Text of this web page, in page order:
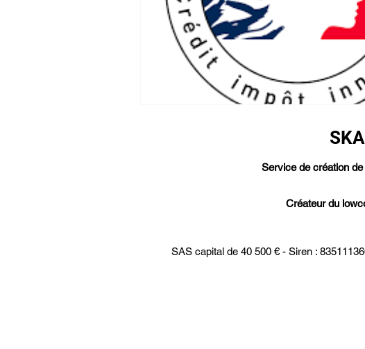
Service de création
Créateur du
SAS capital de 40 500 € - Siren :